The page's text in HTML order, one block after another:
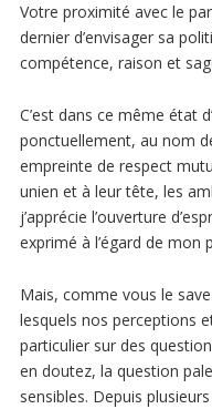
Votre proximité avec le
dernier d’envisager sa
compétence, raison et
C’est dans ce même état
ponctuellement, au nom
empreinte de respect
unien et à leur tête, les
j’apprécie l’ouverture
exprimé à l’égard de mon
Mais, comme vous le
lesquels nos perceptions
particulier sur des
en doutez, la question
sensibles. Depuis